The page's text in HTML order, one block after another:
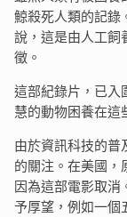
鯨殺死人類的記錄
說，這是由人工飼
徵。
這部紀錄片，已入
慧的動物困養在這
由於資訊科技的普
的關注。在美國，
因為這部電影取
予厚望，例如一個